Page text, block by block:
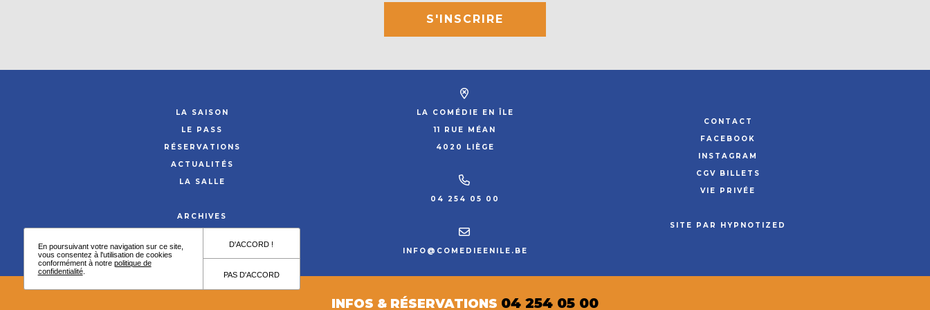
S'INSCRIRE
LA SAISON
LE PASS
RÉSERVATIONS
ACTUALITÉS
LA SALLE
ARCHIVES
LA COMÉDIE EN ÎLE
11 RUE MÉAN
4020 LIÈGE
04 254 05 00
INFO@COMEDIEENILE.BE
CONTACT
FACEBOOK
INSTAGRAM
CGV BILLETS
VIE PRIVÉE
SITE PAR HYPNOTIZED
INFOS & RÉSERVATIONS 04 254 05 00
En poursuivant votre navigation sur ce site,
vous consentez à l'utilisation de cookies
conformément à notre politique de
confidentialité.
D'ACCORD !
PAS D'ACCORD